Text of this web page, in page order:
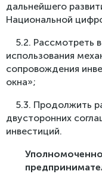
дальнейшего
Национальной
5.2. Рассмотреть
использования
сопровождения
окна»;
5.3. Продолжить
двусторонних
инвестиций.